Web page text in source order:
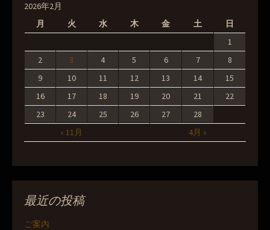
2026年2月
月
火 水 木 金 土 日
« 11月 4月 »
1
2
3 4 5 6 7
8
9
10 11 12 13 14
15
16
17 18 19 20 21
22
23
24 25 26 27 28
最近の投稿
ご案内